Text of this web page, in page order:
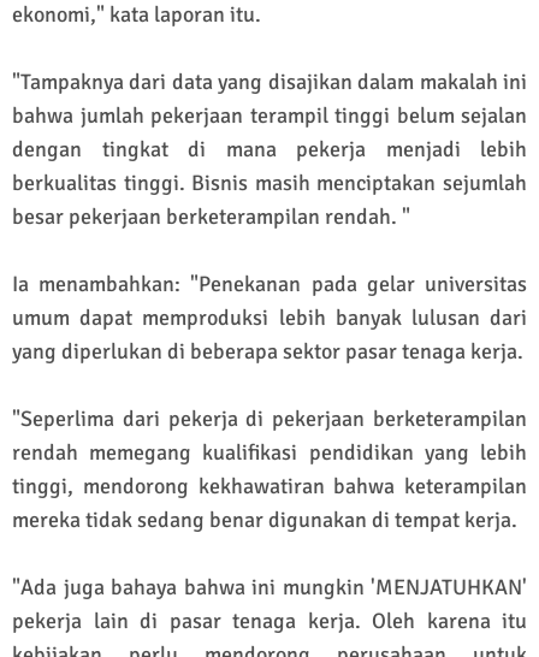
ekonomi," kata laporan itu.
"Tampaknya dari data yang disajikan dalam makalah ini
bahwa jumlah pekerjaan terampil tinggi belum sejalan
dengan tingkat di mana pekerja menjadi lebih
berkualitas tinggi. Bisnis masih menciptakan sejumlah
besar pekerjaan berketerampilan rendah. "
Ia menambahkan: "Penekanan pada gelar universitas
umum dapat memproduksi lebih banyak lulusan dari
yang diperlukan di beberapa sektor pasar tenaga kerja.
"Seperlima dari pekerja di pekerjaan berketerampilan
rendah memegang kualifikasi pendidikan yang lebih
tinggi, mendorong kekhawatiran bahwa keterampilan
mereka tidak sedang benar digunakan di tempat kerja.
"Ada juga bahaya bahwa ini mungkin 'MENJATUHKAN'
pekerja lain di pasar tenaga kerja. Oleh karena itu